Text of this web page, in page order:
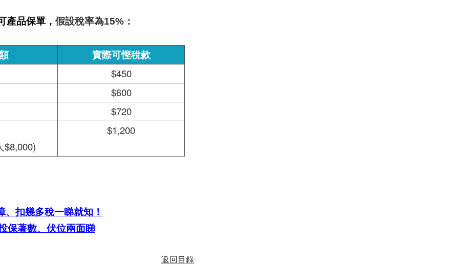
產品保單， 假設稅率為15% ：
實際可慳稅款
$450
$600
$720
$8,000)
$1,200
、扣幾多稅一睇就知！
保著數、伏位兩面睇
返回目錄